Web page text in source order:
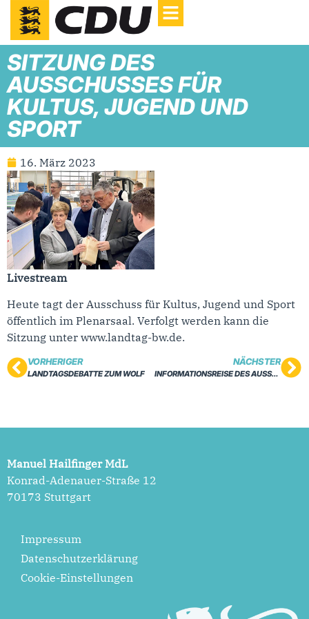
SITZUNG DES
AUSSCHUSSES FÜR
KULTUS, JUGEND UND
SPORT
16. März 2023
Livestream
Heute tagt der Ausschuss für Kultus, Jugend und Sport
öffentlich im Plenarsaal. Verfolgt werden kann die
Sitzung unter www.landtag-bw.de.
VORHERIGER
LANDTAGSDEBATTE ZUM WOLF
NÄCHSTER
INFORMATIONSREISE DES AUSSCHUSSES FÜR WIRTSCHAFT, ARBEIT UND TOURISMUS
Manuel Hailfinger MdL
Konrad-Adenauer-Straße 12
70173 Stuttgart
Impressum
Datenschutzerklärung
Cookie-Einstellungen